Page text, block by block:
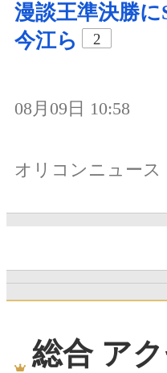
漫談王準決勝に
今江ら
2
08月09日 10:58
オリコンニュース
総合 ア